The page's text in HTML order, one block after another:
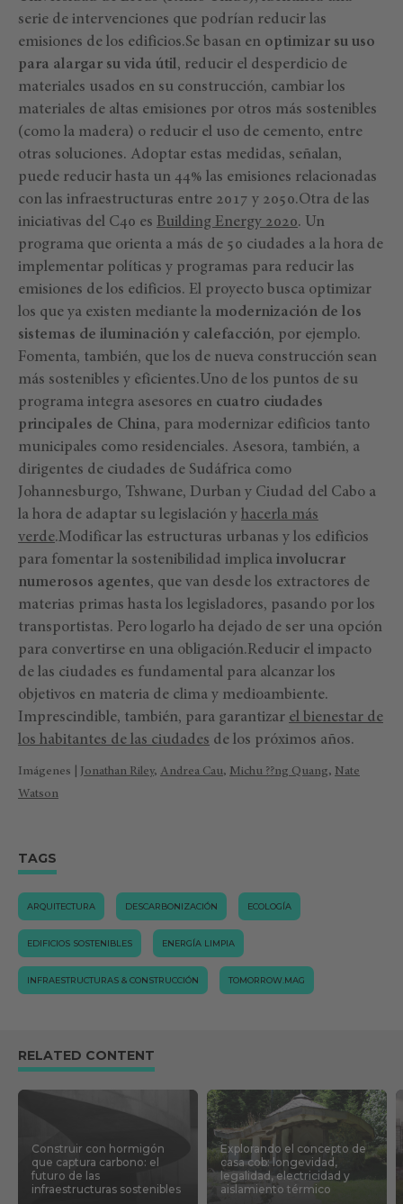
serie de intervenciones que podrían reducir las
emisiones de los edificios.Se basan en optimizar su uso
para alargar su vida útil, reducir el desperdicio de
materiales usados en su construcción, cambiar los
materiales de altas emisiones por otros más sostenibles
(como la madera) o reducir el uso de cemento, entre
otras soluciones. Adoptar estas medidas, señalan,
puede reducir hasta un 44% las emisiones relacionadas
con las infraestructuras entre 2017 y 2050.Otra de las
iniciativas del C40 es Building Energy 2020. Un
programa que orienta a más de 50 ciudades a la hora de
implementar políticas y programas para reducir las
emisiones de los edificios. El proyecto busca optimizar
los que ya existen mediante la modernización de los
sistemas de iluminación y calefacción, por ejemplo.
Fomenta, también, que los de nueva construcción sean
más sostenibles y eficientes.Uno de los puntos de su
programa integra asesores en cuatro ciudades
principales de China, para modernizar edificios tanto
municipales como residenciales. Asesora, también, a
dirigentes de ciudades de Sudáfrica como
Johannesburgo, Tshwane, Durban y Ciudad del Cabo a
la hora de adaptar su legislación y hacerla más
verde.Modificar las estructuras urbanas y los edificios
para fomentar la sostenibilidad implica involucrar
numerosos agentes, que van desde los extractores de
materias primas hasta los legisladores, pasando por los
transportistas. Pero logarlo ha dejado de ser una opción
para convertirse en una obligación.Reducir el impacto
de las ciudades es fundamental para alcanzar los
objetivos en materia de clima y medioambiente.
Imprescindible, también, para garantizar el bienestar de
los habitantes de las ciudades de los próximos años.
Imágenes | Jonathan Riley, Andrea Cau, Michu ??ng Quang, Nate
Watson
TAGS
ARQUITECTURA DESCARBONIZACIÓN ECOLOGÍA
EDIFICIOS SOSTENIBLES ENERGÍA LIMPIA
INFRAESTRUCTURAS & CONSTRUCCIÓN TOMORROW.MAG
RELATED CONTENT
Construir con hormigón
que captura carbono: el
futuro de las
infraestructuras sostenibles
Explorando el concepto de
casa cob: longevidad,
legalidad, electricidad y
aislamiento térmico